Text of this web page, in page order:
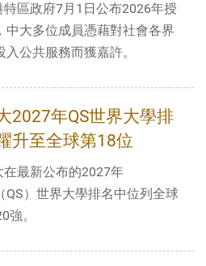
特區政府7月1日公布2026年授
中大多位成員憑藉對社會各界
公共服務而獲嘉許。
2027年QS世界大學排
升至全球第18位
在最新公布的2027年
QS）世界大學排名中位列全球
強。